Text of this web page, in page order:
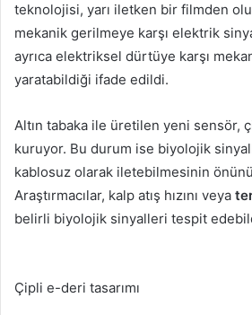
teknolojisi, yarı iletken bir filmden
mekanik gerilmeye karşı elektrik
ayrıca elektriksel dürtüye karşı
yaratabildiği ifade edildi.
Altın tabaka ile üretilen yeni sensör,
kuruyor. Bu durum ise biyolojik
kablosuz olarak iletebilmesinin önünü
Araştırmacılar, kalp atış hızını veya
belirli biyolojik sinyalleri tespit
Çipli e-deri tasarımı